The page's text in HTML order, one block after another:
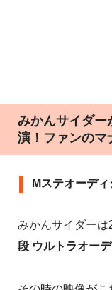
みかんサイダー
演！ファンのマ
Mステオーデ
みかんサイダーは
段 ウルトラオーデ